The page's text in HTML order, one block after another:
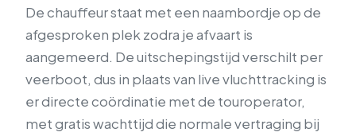
De chauffeur staat met een naambordje op de
afgesproken plek zodra je afvaart is
aangemeerd. De uitschepingstijd verschilt per
veerboot, dus in plaats van live vluchttracking is
er directe coördinatie met de touroperator,
met gratis wachttijd die normale vertraging bij